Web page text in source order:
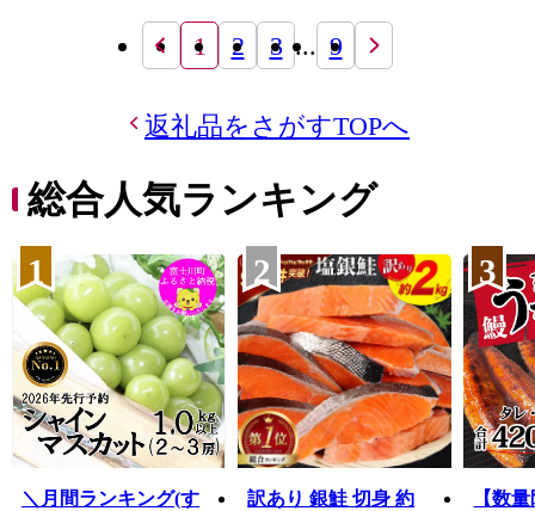
1 2 3 ... 9
返礼品をさがすTOPへ
総合人気ランキング
1
＼月間ランキング(す
2
訳あり 銀鮭 切身 約
3
【数